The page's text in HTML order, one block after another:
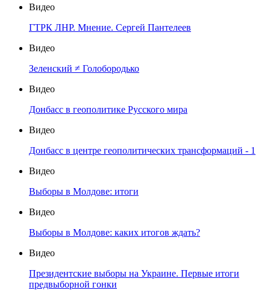
Видео
ГТРК ЛНР. Мнение. Сергей Пантелеев
Видео
Зеленский ≠ Голобородько
Видео
Донбасс в геополитике Русского мира
Видео
Донбасс в центре геополитических трансформаций - 1
Видео
Выборы в Молдове: итоги
Видео
Выборы в Молдове: каких итогов ждать?
Видео
Президентские выборы на Украине. Первые итоги
предвыборной гонки